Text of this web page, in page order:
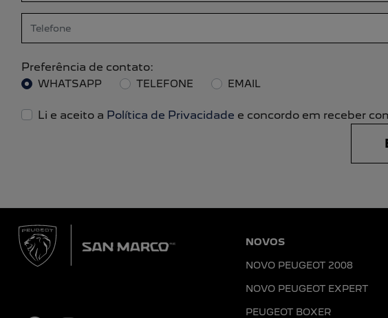
Preferência de contato:
WHATSAPP TELEFONE EMAIL
Li e aceito a Política de Privacidade e concordo em receber
NOVOS
NOVO PEUGEOT 2008
NOVO PEUGEOT EXPERT
PEUGEOT BOXER